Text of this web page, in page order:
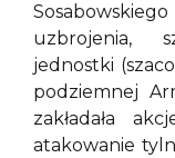
uzbrojenia,
jednostki
podziemnej
zakładała
atakowanie